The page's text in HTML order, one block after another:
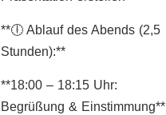
**🕕 Ablauf des Abends (2,5
Stunden):**
**18:00 – 18:15 Uhr:
Begrüßung & Einstimmung**